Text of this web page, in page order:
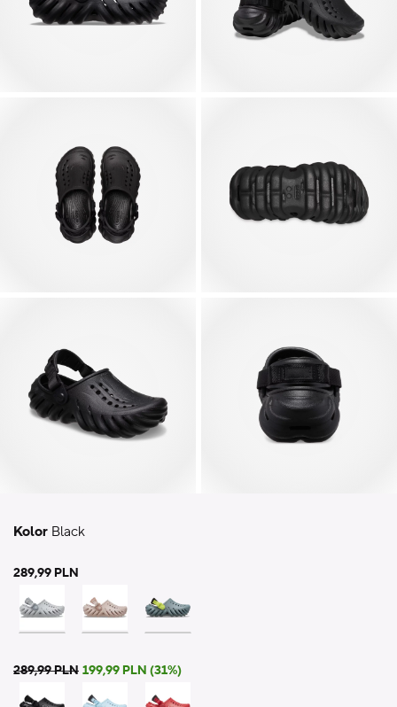
Kolor Black
289,99 PLN
289,99 PLN 199,99 PLN (31%)